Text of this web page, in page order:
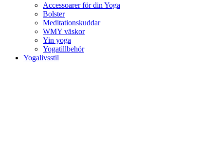
Accessoarer för din Yoga
Bolster
Meditationskuddar
WMY väskor
Yin yoga
Yogatillbehör
Yogalivsstil